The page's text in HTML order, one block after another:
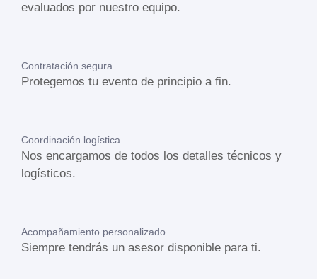
evaluados por nuestro equipo.
Contratación segura
Protegemos tu evento de principio a fin.
Coordinación logística
Nos encargamos de todos los detalles técnicos y
logísticos.
Acompañamiento personalizado
Siempre tendrás un asesor disponible para ti.